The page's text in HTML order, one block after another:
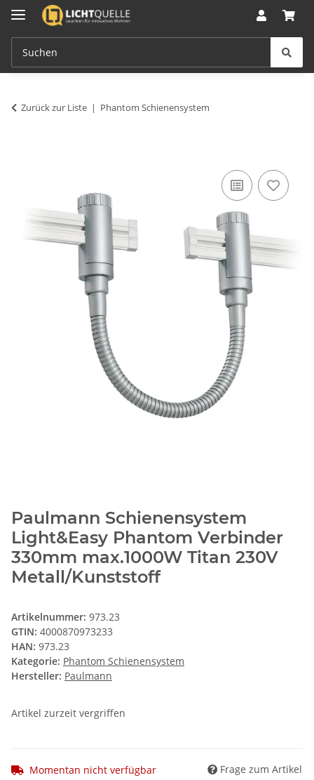
Zurück zur Liste Phantom Schienensystem
Paulmann Schienensystem
Light&Easy Phantom Verbinder
330mm max.1000W Titan 230V
Metall/Kunststoff
Artikelnummer: 973.23
GTIN: 4000870973233
HAN: 973.23
Kategorie: Phantom Schienensystem
Hersteller: Paulmann
Artikel zurzeit vergriffen
Momentan nicht verfügbar Frage zum Artikel